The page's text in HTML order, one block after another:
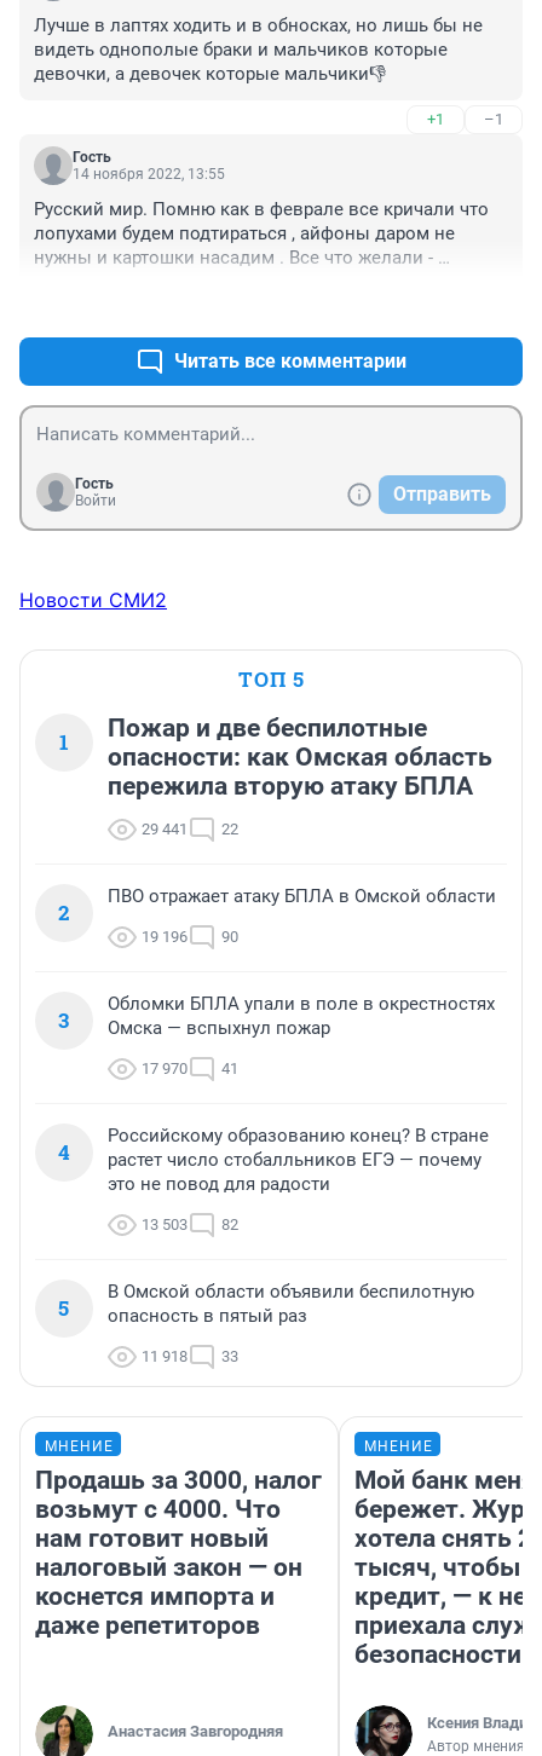
Лучше в лаптях ходить и в обносках, но лишь бы не
видеть однополые браки и мальчиков которые
девочки, а девочек которые мальчики👎
+1 –1
Гость
14 ноября 2022, 13:55
Русский мир. Помню как в феврале все кричали что
лопухами будем подтираться , айфоны даром не
нужны и картошки насадим . Все что желали -
Читать все комментарии
Гость
Войти
Отправить
Новости СМИ2
ТОП 5
1
Пожар и две беспилотные
опасности: как Омская область
пережила вторую атаку БПЛА
29 441 22
2
ПВО отражает атаку БПЛА в Омской области
19 196 90
3
Обломки БПЛА упали в поле в окрестностях
Омска — вспыхнул пожар
17 970 41
4
Российскому образованию конец? В стране
растет число стобалльников ЕГЭ — почему
это не повод для радости
13 503 82
5
В Омской области объявили беспилотную
опасность в пятый раз
11 918 33
МНЕНИЕ
Продашь за 3000, налог
возьмут с 4000. Что
нам готовит новый
налоговый закон — он
коснется импорта и
даже репетиторов
Анастасия Завгородняя
МНЕНИЕ
Мой банк меня
бережет.
хотела снять
тысяч, чтобы
кредит, — к
приехала
безопасности
Ксения
Автор мнения